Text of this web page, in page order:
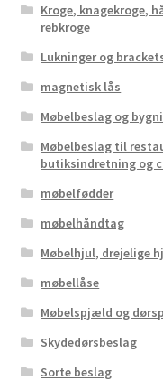
Kroge, knagekroge,
rebkroge
Lukninger og
magnetisk lås
Møbelbeslag og
Møbelbeslag til
butiksindretning og
møbelfødder
møbelhåndtag
Møbelhjul, drejelige
møbellåse
Møbelspjæld og
Skydedørsbeslag
Sorte beslag